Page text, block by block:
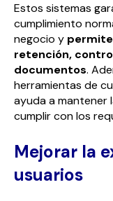
Estos sistemas
cumplimiento
negocio y
retención,
documentos.
herramientas de
ayuda a mantener
cumplir con los
Mejorar la
usuarios